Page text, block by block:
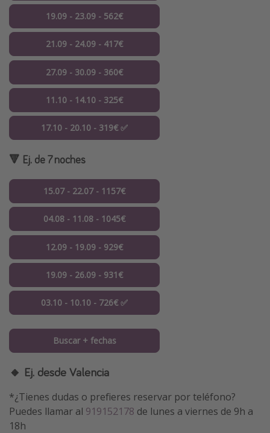
19.09 - 23.09 - 562€
21.09 - 24.09 - 417€
27.09 - 30.09 - 360€
11.10 - 14.10 - 325€
17.10 - 20.10 - 319€ ✅
🔻 Ej. de 7 noches
15.07 - 22.07 - 1157€
04.08 - 11.08 - 1045€
12.09 - 19.09 - 929€
19.09 - 26.09 - 931€
03.10 - 10.10 - 726€ ✅
Buscar + fechas
🔸 Ej. desde Valencia
*¿Tienes dudas o prefieres reservar por teléfono?
Puedes llamar al 919152178 de lunes a viernes de 9h a
18h